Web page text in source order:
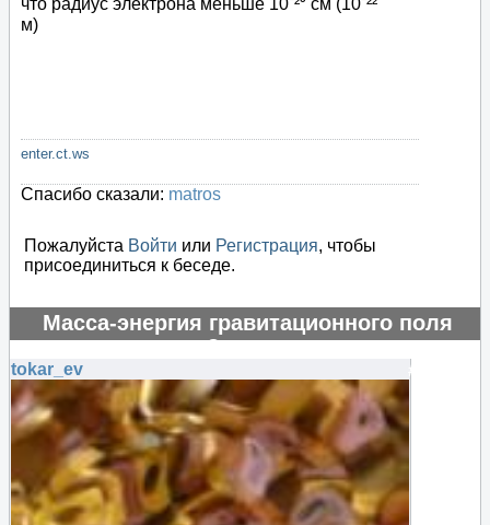
что радиус электрона меньше 10⁻²⁰ см (10⁻²²
м)
enter.ct.ws
Спасибо сказали: matros
Пожалуйста Войти или Регистрация, чтобы
присоединиться к беседе.
Масса-энергия гравитационного поля
отрицательная?
#130861
tokar_ev